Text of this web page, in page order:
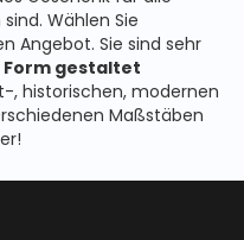
Wählen Sie
Angebot. Sie sind sehr
gestaltet
, historischen, modernen
Maßstäben